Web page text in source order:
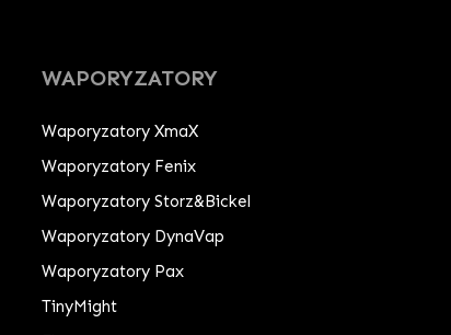
WAPORYZATORY
Waporyzatory XmaX
Waporyzatory Fenix
Waporyzatory Storz&Bickel
Waporyzatory DynaVap
Waporyzatory Pax
TinyMight